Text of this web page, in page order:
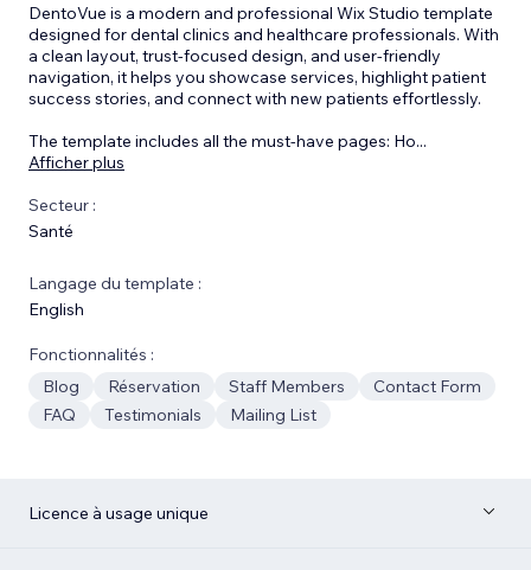
DentoVue is a modern and professional Wix Studio template
designed for dental clinics and healthcare professionals. With
a clean layout, trust-focused design, and user-friendly
navigation, it helps you showcase services, highlight patient
success stories, and connect with new patients effortlessly.
The template includes all the must-have pages: Ho...
Afficher plus
Secteur :
Santé
Langage du template :
English
Fonctionnalités :
Blog
Réservation Staff Members
Contact Form
FAQ
Testimonials Mailing List
Licence à usage unique